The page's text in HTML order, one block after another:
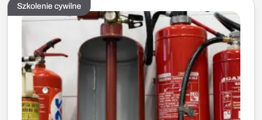
Szkolenie cywilne